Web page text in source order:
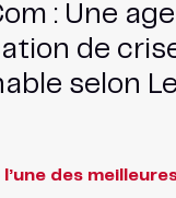
: Une
de
selon
l’une des